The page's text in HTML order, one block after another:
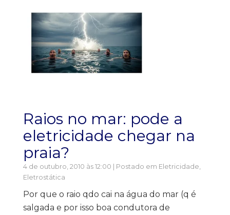
Raios no mar: pode a
eletricidade chegar na
praia?
4 de outubro, 2010 às 12:00 | Postado em Eletricidade
Eletrostática
Por que o raio qdo cai na água do mar (q é
salgada e por isso boa condutora de